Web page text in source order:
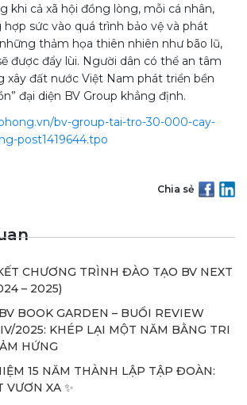
khi cả xã hội đồng lòng, mỗi cá nhân,
sức vào quá trình bảo vệ và phát
thảm họa thiên nhiên như bão lũ,
được đẩy lùi. Người dân có thể an tâm
xây đất nước Việt Nam phát triển bền
đại diện BV Group khẳng định.
bv-group-tai-tro-30-000-cay-
post1419644.tpo
Chia sẻ
CHƯƠNG TRÌNH ĐÀO TẠO BV NEXT
– 2025)
BOOK GARDEN – BUỔI REVIEW
2025: KHÉP LẠI MỘT NĂM BẰNG TRI
HỨNG
15 NĂM THÀNH LẬP TẬP ĐOÀN:
VƯƠN XA ✨